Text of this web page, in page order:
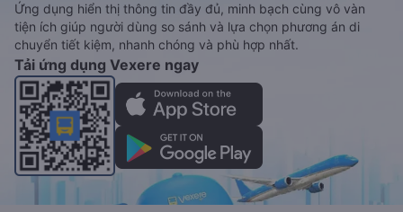
Ứng dụng hiển thị thông tin đầy đủ, minh bạch cùng vô vàn
tiện ích giúp người dùng so sánh và lựa chọn phương án di
chuyển tiết kiệm, nhanh chóng và phù hợp nhất.
Tải ứng dụng Vexere ngay